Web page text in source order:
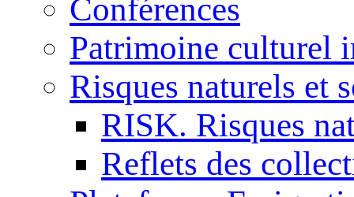
Conférences
Patrimoine culturel
Risques naturels et
RISK. Risques
Reflets des